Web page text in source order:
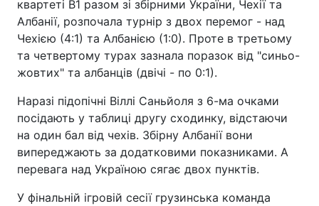
квартеті В1 разом зі збірними України, Чехії та
Албанії, розпочала турнір з двох перемог - над
Чехією (4:1) та Албанією (1:0). Проте в третьому
та четвертому турах зазнала поразок від "синьо-
жовтих" та албанців (двічі - по 0:1).
Наразі підопічні Віллі Саньйоля з 6-ма очками
посідають у таблиці другу сходинку, відстаючи
на один бал від чехів. Збірну Албанії вони
випереджають за додатковими показниками. А
перевага над Україною сягає двох пунктів.
У фінальній ігровій сесії грузинська команда